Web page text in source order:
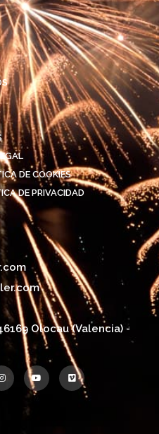
DE COOKIES
DE PRIVACIDAD
Olocau (Valencia) -